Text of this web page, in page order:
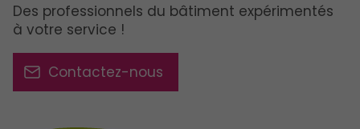
Des professionnels du bâtiment expérimentés
à votre service !
Contactez-nous